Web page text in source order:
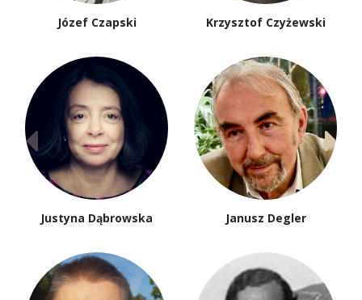
Józef Czapski Krzysztof Czyżewski
Justyna Dąbrowska Janusz Degler